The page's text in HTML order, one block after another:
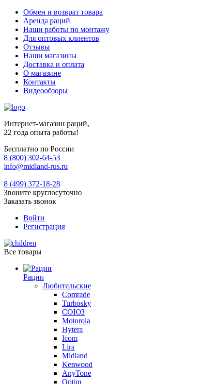
Обмен и возврат товара
Аренда раций
Наши работы по монтажу
Для оптовых клиентов
Отзывы
Наши магазины
Доставка и оплата
О магазине
Контакты
Видеообзоры
Интернет-магазин раций,
22 года опыта работы!
Бесплатно по России
8 (800) 302-64-53
info@midland-rus.ru
8 (499) 372-18-28
Звоните круглосуточно
Заказать звонок
Войти
Регистрация
Все товары
Рации
Любительские
Comrade
Turbosky
СОЮЗ
Motorola
Hytera
Icom
Lira
Midland
Kenwood
AnyTone
Optim